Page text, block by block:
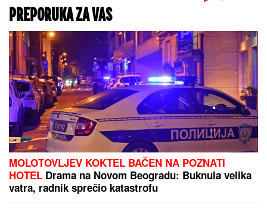
UHAPŠEN VOZAČ KAMIONA KOJI JE
POKOSIO PUTARE!
zadržavanje do 48 sati nakon
stravične nesreće kod Šapca